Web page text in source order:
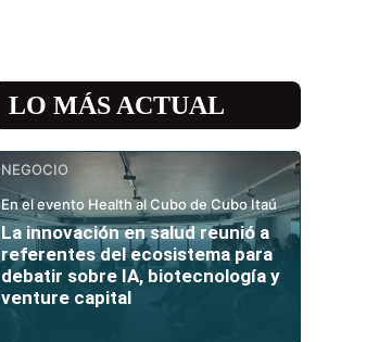
LO MÁS ACTUAL
NEGOCIO
En el evento Health al Cubo de Cubo Itaú
La innovación en salud reunió a
referentes del ecosistema para
debatir sobre IA, biotecnología y
venture capital